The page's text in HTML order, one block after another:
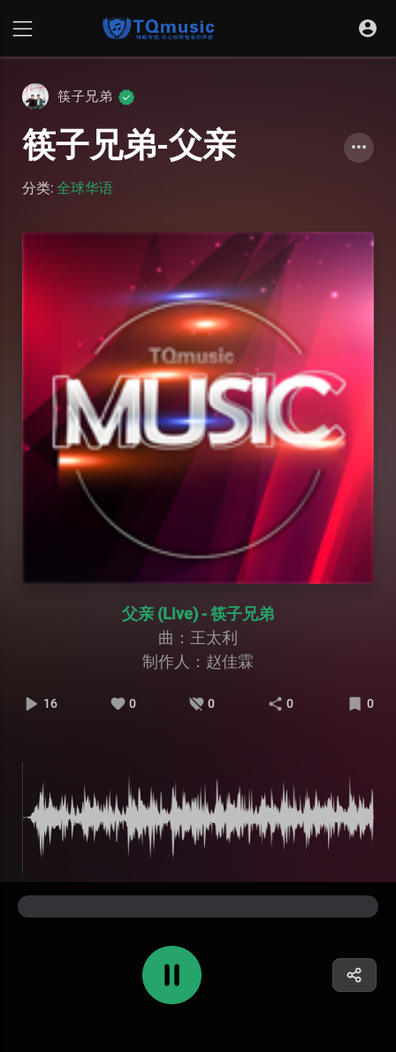
筷子兄弟
筷子兄弟-父亲
分类: 全球华语
父亲 (Live) - 筷子兄弟
曲：王太利
制作人：赵佳霖
16 0 0 0 0